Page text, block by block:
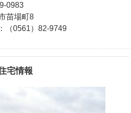
0983
苗場町8
（0561）82-9749
宅情報